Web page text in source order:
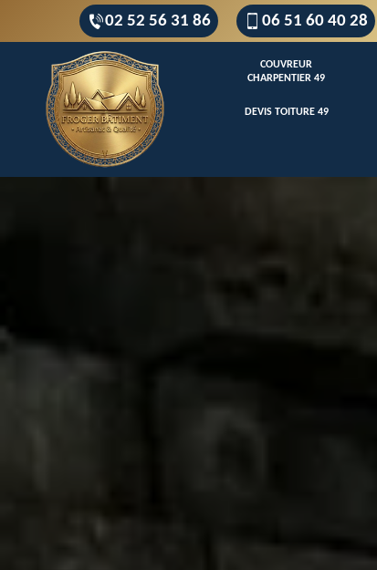
02 52 56 31 86 06 51 60 40 28
COUVREUR
CHARPENTIER 49
DEVIS TOITURE 49